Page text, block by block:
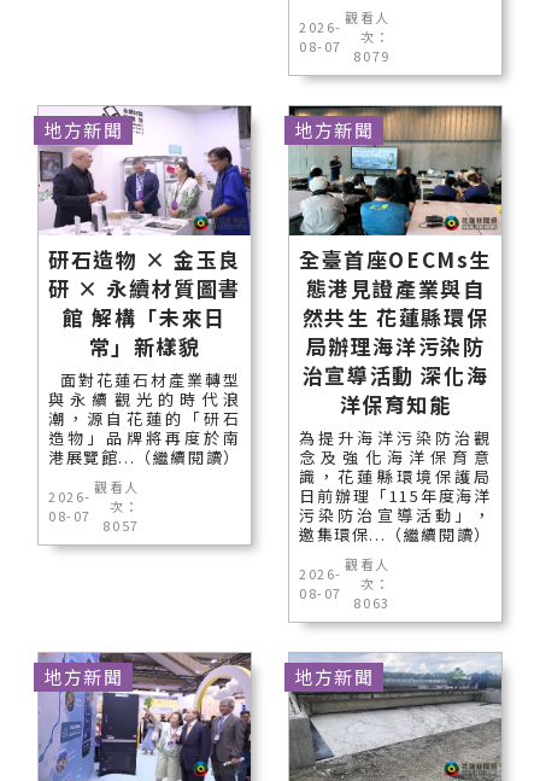
2026-
08-07
觀看人
次：
8079
研石造物 × 金玉良
研 × 永續材質圖書
館 解構「未來日
常」新樣貌
面對花蓮石材產業轉型
與永續觀光的時代浪
潮，源自花蓮的「研石
造物」品牌將再度於南
港展覽館...（繼續閱讀）
2026-
08-07
觀看人
次：
8057
地方新聞
全臺首座OECMs生
態港見證產業與自
然共生 花蓮縣環保
局辦理海洋污染防
治宣導活動 深化海
洋保育知能
為提升海洋污染防治觀
念及強化海洋保育意
識，花蓮縣環境保護局
日前辦理「115年度海洋
污染防治宣導活動」，
邀集環保...（繼續閱讀）
2026-
08-07
觀看人
次：
8063
地方新聞
地方新聞 地方新聞